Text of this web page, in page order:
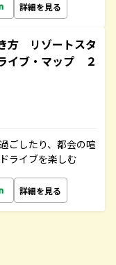
詳細を見る
方 リゾートスタ
ブ・マップ ２
ごしたり、都会の喧
ライブを楽しむ
詳細を見る